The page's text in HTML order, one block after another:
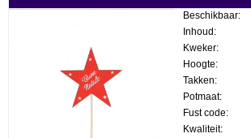
Beschikbaar:
Inhoud:
Kweker:
Hoogte:
Takken:
Potmaat:
Fust code:
Kwaliteit: